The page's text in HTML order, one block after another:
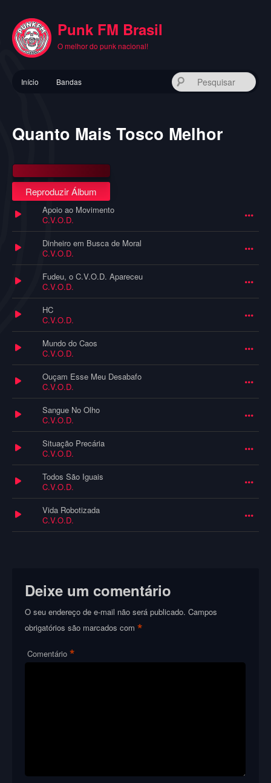
conteúdo
principal
Punk FM Brasil
O melhor do punk nacional!
principal
Início Bandas
Quanto Mais Tosco Melhor
Reproduzir Álbum
Apoio ao Movimento
C.V.O.D.
Dinheiro em Busca de Moral
C.V.O.D.
Fudeu, o C.V.O.D. Apareceu
C.V.O.D.
HC
C.V.O.D.
Mundo do Caos
C.V.O.D.
Ouçam Esse Meu Desabafo
C.V.O.D.
Sangue No Olho
C.V.O.D.
Situação Precária
C.V.O.D.
Todos São Iguais
C.V.O.D.
Vida Robotizada
C.V.O.D.
Deixe um comentário
O seu endereço de e-mail não será publicado. Campos
obrigatórios são marcados com*
Comentário *